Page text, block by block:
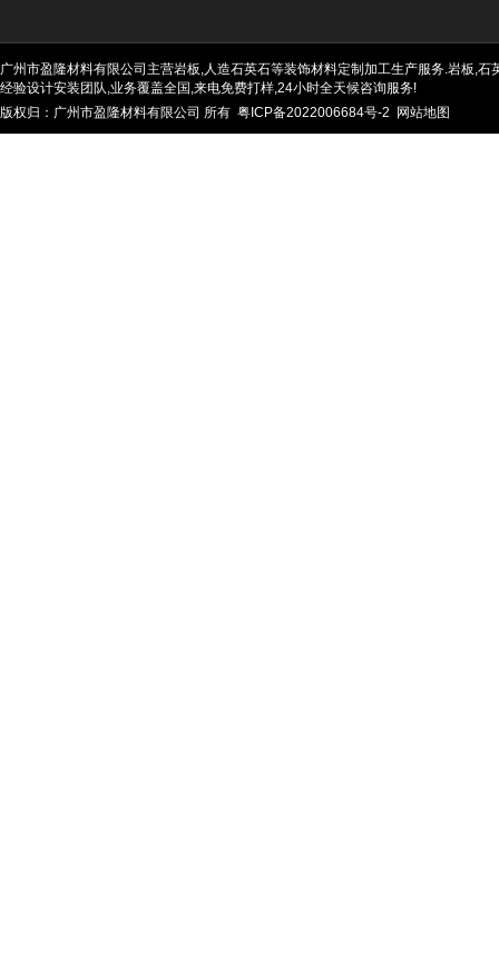
广州市盈隆材料有限公司主营岩板,人造石英石等装饰材料定制加工生产服务.岩板,
经验设计安装团队,业务覆盖全国,来电免费打样,24小时全天候咨询服务!
版权归：广州市盈隆材料有限公司 所有 粤ICP备2022006684号-2 网站地图